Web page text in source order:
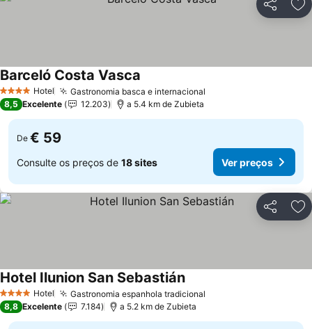
Partilhar
4 EstrelasHotel Gastronomia basca e internacional
Barceló Costa Vasca
8,5 Excelente 12.203 a 5.4 km de Zubieta
De € 59
Consulte os preços de 18 sites Ver preços
Partilhar
4 EstrelasHotel Gastronomia espanhola tradicional
Hotel Ilunion San Sebastián
8,8 Excelente 7.184 a 5.2 km de Zubieta